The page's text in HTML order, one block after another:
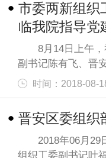
市委两新组织
临我院指导党
8月14日上午，
副书记陈有飞、晋
时间：2018-08-
晋安区委组织
2018年06月29
组织工委副书记叶